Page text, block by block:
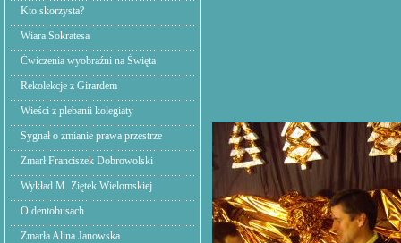
Kto skorzysta?
Wiara Sokratesa
Ćwiczenia wyobraźni na Święta
Rekolekcje z Girardem
Wieści z plebanii kolegiaty
Sygnał o zmianie prawa przestrze
Zmarł Franciszek Dobrowolski
Wykład M. Ziętek Wielomskiej
O dentobusach
Zmarła Alina Janowska